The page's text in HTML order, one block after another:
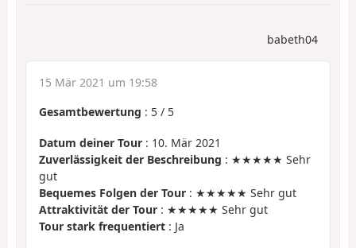
babeth04
15 Mär 2021 um 19:58
Gesamtbewertung : 5 / 5
Datum deiner Tour : 10. Mär 2021
Zuverlässigkeit der Beschreibung : ★★★★★ Sehr
gut
Bequemes Folgen der Tour : ★★★★★ Sehr gut
Attraktivität der Tour : ★★★★★ Sehr gut
Tour stark frequentiert : Ja